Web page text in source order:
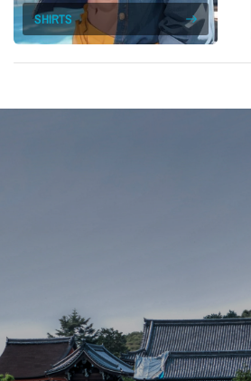
SHIRTS